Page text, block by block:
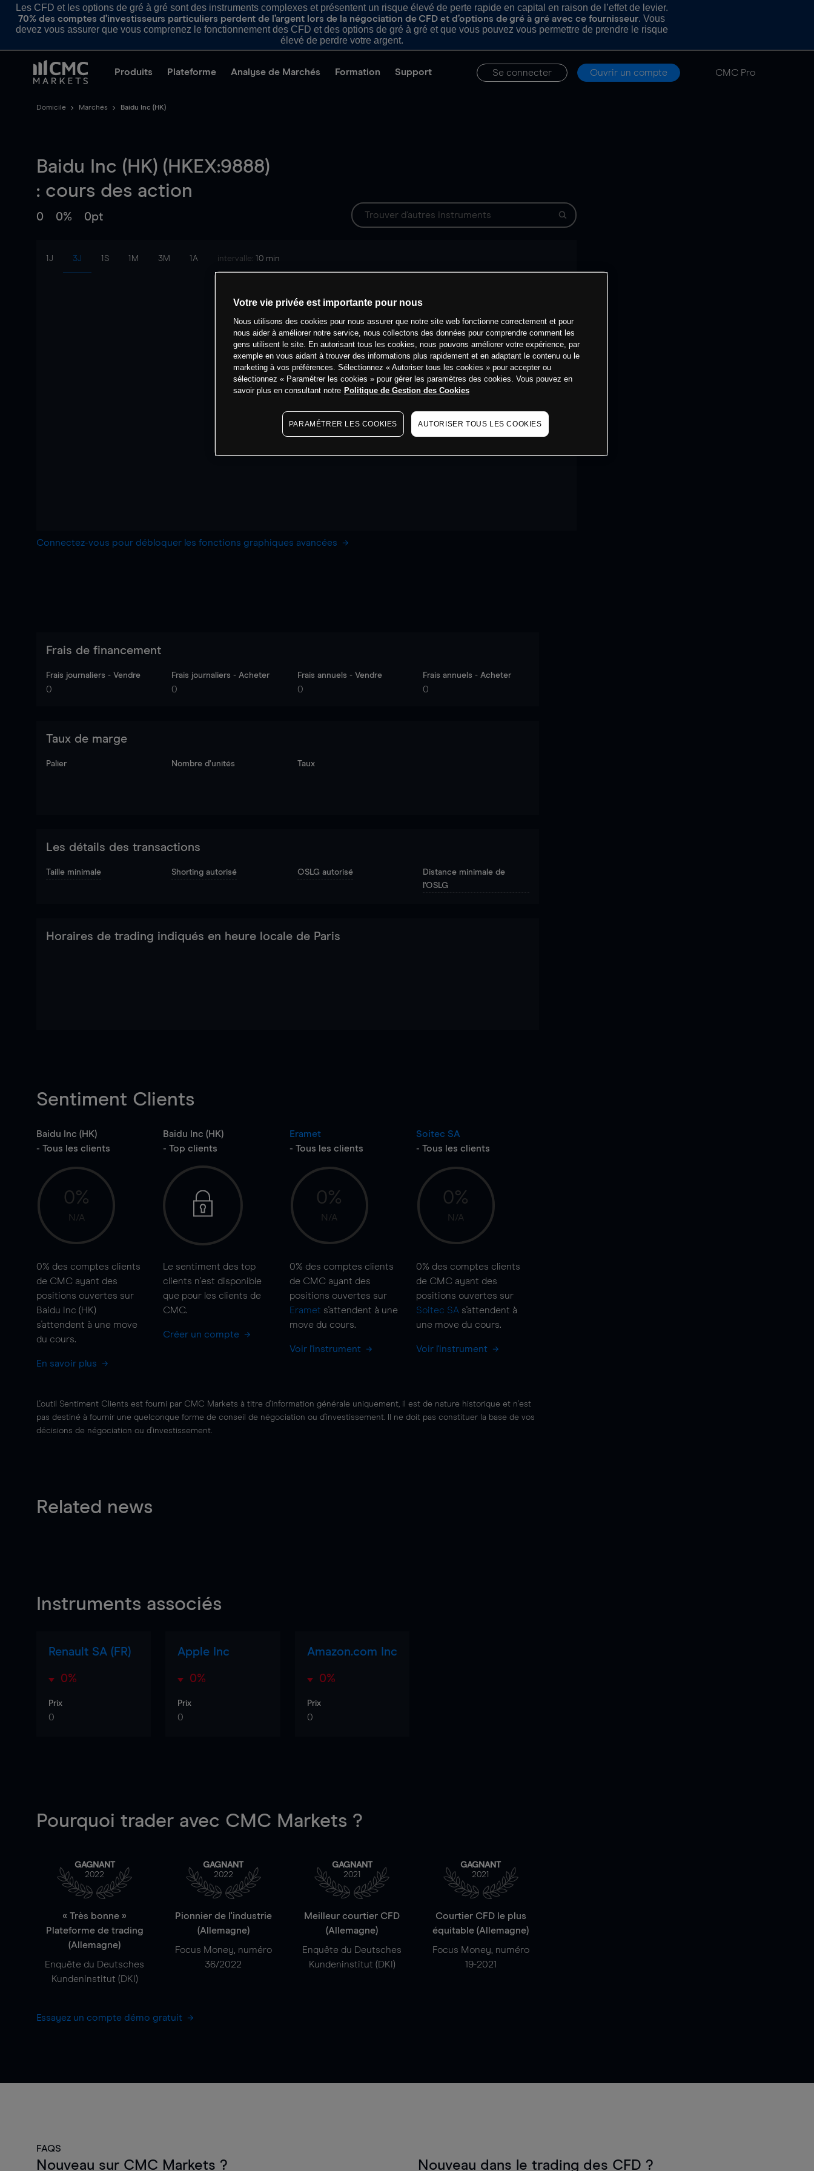
Les CFD et les options de gré à gré sont des instruments complexes et présentent un risque élevé de perte rapide en capital en raison de l’effet de levier.
70% des comptes d’investisseurs particuliers perdent de l’argent lors de la négociation de CFD et d’options de gré à gré avec ce fournisseur. Vous
devez vous assurer que vous comprenez le fonctionnement des CFD et des options de gré à gré et que vous pouvez vous permettre de prendre le risque
élevé de perdre votre argent.
Produits Plateforme Analyse de Marchés Formation Support Se connecter Ouvrir un compte CMC Pro
Domicile Marchés Baidu Inc (HK)
Baidu Inc (HK) (HKEX:9888)
: cours des action
0 0% 0pt
1J 3J 1S 1M 3M 1A intervalle: 10 min
Connectez-vous pour débloquer les fonctions graphiques avancées
Frais de financement
Frais journaliers - Vendre
0
Frais journaliers - Acheter
0
Frais annuels - Vendre
0
Frais annuels - Acheter
0
Taux de marge
Palier Nombre d’unités Taux
Les détails des transactions
Taille minimale Shorting autorisé OSLG autorisé
Distance minimale de
l'OSLG
Horaires de trading indiqués en heure locale de Paris
Sentiment Clients
Baidu Inc (HK)
- Tous les clients
0%
N/A
0% des comptes clients
de CMC ayant des
positions ouvertes sur
Baidu Inc (HK)
s'attendent à une move
du cours.
En savoir plus
Baidu Inc (HK)
- Top clients
Le sentiment des top
clients n'est disponible
que pour les clients de
CMC.
Créer un compte
Eramet
- Tous les clients
0%
N/A
0% des comptes clients
de CMC ayant des
positions ouvertes sur
Eramet s'attendent à une
move du cours.
Voir l'instrument
Soitec SA
- Tous les clients
0%
N/A
0% des comptes clients
de CMC ayant des
positions ouvertes sur
Soitec SA s'attendent à
une move du cours.
Voir l'instrument
L'outil Sentiment Clients est fourni par CMC Markets à titre d'information générale uniquement, il est de nature historique et n'est
pas destiné à fournir une quelconque forme de conseil de négociation ou d'investissement. Il ne doit pas constituer la base de vos
décisions de négociation ou d'investissement.
Related news
Instruments associés
Renault SA (FR)
0%
Prix
0
Apple Inc
0%
Prix
0
Amazon.com Inc
0%
Prix
0
Pourquoi trader avec CMC Markets ?
GAGNANT
2022
« Très bonne »
Plateforme de trading
(Allemagne)
Enquête du Deutsches
Kundeninstitut (DKI)
GAGNANT
2022
Pionnier de l'industrie
(Allemagne)
Focus Money, numéro
36/2022
GAGNANT
2021
Meilleur courtier CFD
(Allemagne)
Enquête du Deutsches
Kundeninstitut (DKI)
GAGNANT
2021
Courtier CFD le plus
équitable (Allemagne)
Focus Money, numéro
19-2021
Essayez un compte démo gratuit
FAQS
Nouveau sur CMC Markets ? Nouveau dans le trading des CFD ?
Votre vie privée est importante pour nous
Nous utilisons des cookies pour nous assurer que notre site web fonctionne correctement et pour
nous aider à améliorer notre service, nous collectons des données pour comprendre comment les
gens utilisent le site. En autorisant tous les cookies, nous pouvons améliorer votre expérience, par
exemple en vous aidant à trouver des informations plus rapidement et en adaptant le contenu ou le
marketing à vos préférences. Sélectionnez « Autoriser tous les cookies » pour accepter ou
sélectionnez « Paramétrer les cookies » pour gérer les paramètres des cookies. Vous pouvez en
savoir plus en consultant notre Politique de Gestion des Cookies
PARAMÉTRER LES COOKIES AUTORISER TOUS LES COOKIES